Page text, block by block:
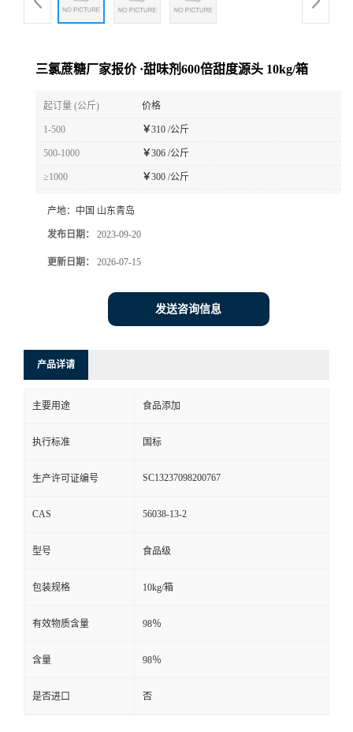
三氯蔗糖厂家报价 ·甜味剂600倍甜度源头 10kg/箱
起订量 (公斤) 价格
1-500 ￥310 /公斤
500-1000 ￥306 /公斤
≥1000 ￥300 /公斤
产地： 中国 山东青岛
发布日期： 2023-09-20
更新日期： 2026-07-15
发送咨询信息
产品详请
主要用途 食品添加
执行标准 国标
生产许可证编号 SC13237098200767
CAS 56038-13-2
型号 食品级
包装规格 10kg/箱
有效物质含量 98％
含量 98％
是否进口 否